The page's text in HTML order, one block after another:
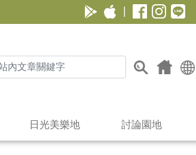
日光美樂地 討論園地